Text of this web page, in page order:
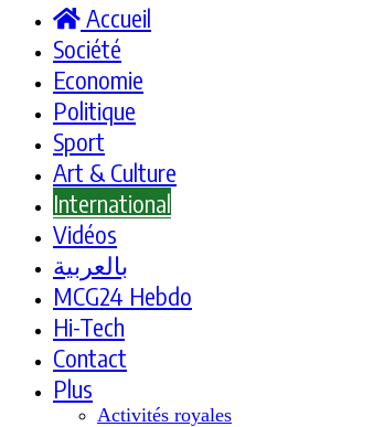
Accueil
Société
Economie
Politique
Sport
Art & Culture
International
Vidéos
بالعربية
MCG24 Hebdo
Hi-Tech
Contact
Plus
Activités royales